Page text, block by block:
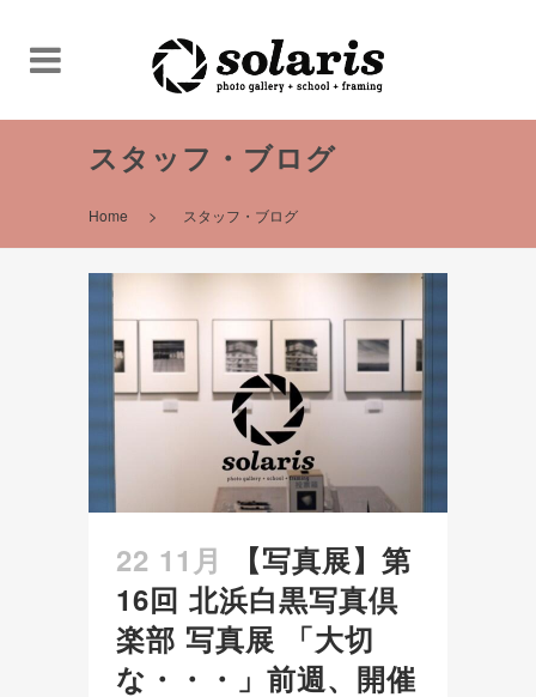
スタッフ・ブログ
Home > スタッフ・ブログ
22 11月
【写真展】第
16回 北浜白黒写真倶
楽部 写真展 「大切
な・・・」前週、開催